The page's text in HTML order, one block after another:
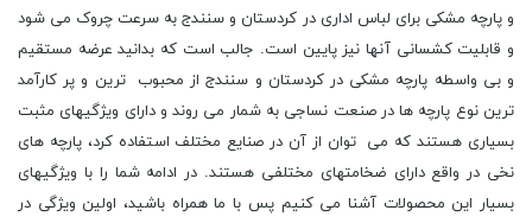
و پارچه مشکی برای لباس اداری در کردستان و سنندج به سرعت چروک می شود
و قابلیت کشسانی آنها نیز پایین است. جالب است که بدانید عرضه مستقیم
و بی واسطه پارچه مشکی در کردستان و سنندج از محبوب ترین و پر کارآمد
ترین نوع پارچه ها در صنعت نساجی به شمار می روند و دارای ویژگیهای مثبت
بسیاری هستند که می توان از آن در صنایع مختلف استفاده کرد، پارچه های
نخی در واقع دارای ضخامتهای مختلفی هستند. در ادامه شما را با ویژگیهای
بسیار این محصولات آشنا می کنیم پس با ما همراه باشید، اولین ویژگی در